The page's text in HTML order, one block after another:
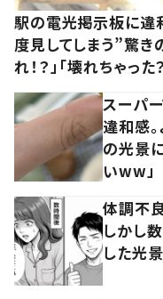
駅の電光掲示板に
度見してしまう”驚
れ！？」「壊れちゃった
スーパ
違和感
の光景
いww」
体調不
しかし
した光